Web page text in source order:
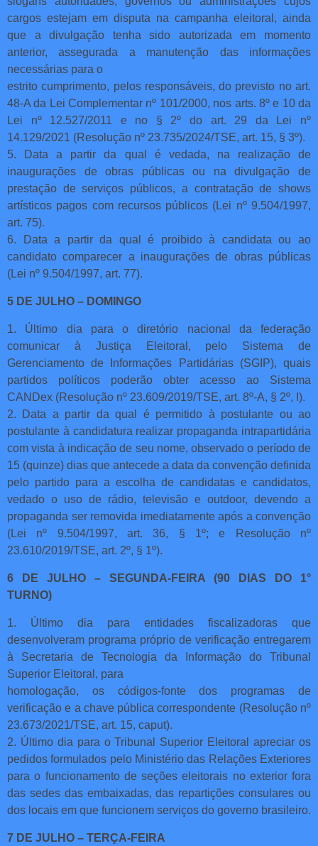
cargos estejam em disputa na campanha eleitoral, ainda
que a divulgação tenha sido autorizada em momento
anterior, assegurada a manutenção das informações
necessárias para o
estrito cumprimento, pelos responsáveis, do previsto no art.
48-A da Lei Complementar nº 101/2000, nos arts. 8º e 10 da
Lei nº 12.527/2011 e no § 2º do art. 29 da Lei nº
14.129/2021 (Resolução nº 23.735/2024/TSE, art. 15, § 3º).
5. Data a partir da qual é vedada, na realização de
inaugurações de obras públicas ou na divulgação de
prestação de serviços públicos, a contratação de shows
artísticos pagos com recursos públicos (Lei nº 9.504/1997,
art. 75).
6. Data a partir da qual é proibido à candidata ou ao
candidato comparecer a inaugurações de obras públicas
(Lei nº 9.504/1997, art. 77).
5 DE JULHO – DOMINGO
1. Último dia para o diretório nacional da federação
comunicar à Justiça Eleitoral, pelo Sistema de
Gerenciamento de Informações Partidárias (SGIP), quais
partidos políticos poderão obter acesso ao Sistema
CANDex (Resolução nº 23.609/2019/TSE, art. 8º-A, § 2º, I).
2. Data a partir da qual é permitido à postulante ou ao
postulante à candidatura realizar propaganda intrapartidária
com vista à indicação de seu nome, observado o período de
15 (quinze) dias que antecede a data da convenção definida
pelo partido para a escolha de candidatas e candidatos,
vedado o uso de rádio, televisão e outdoor, devendo a
propaganda ser removida imediatamente após a convenção
(Lei nº 9.504/1997, art. 36, § 1º; e Resolução nº
23.610/2019/TSE, art. 2º, § 1º).
6 DE JULHO – SEGUNDA-FEIRA (90 DIAS DO 1°
TURNO)
1. Último dia para entidades fiscalizadoras que
desenvolveram programa próprio de verificação entregarem
à Secretaria de Tecnologia da Informação do Tribunal
Superior Eleitoral, para
homologação, os códigos-fonte dos programas de
verificação e a chave pública correspondente (Resolução nº
23.673/2021/TSE, art. 15, caput).
2. Último dia para o Tribunal Superior Eleitoral apreciar os
pedidos formulados pelo Ministério das Relações Exteriores
para o funcionamento de seções eleitorais no exterior fora
das sedes das embaixadas, das repartições consulares ou
dos locais em que funcionem serviços do governo brasileiro.
7 DE JULHO – TERÇA-FEIRA